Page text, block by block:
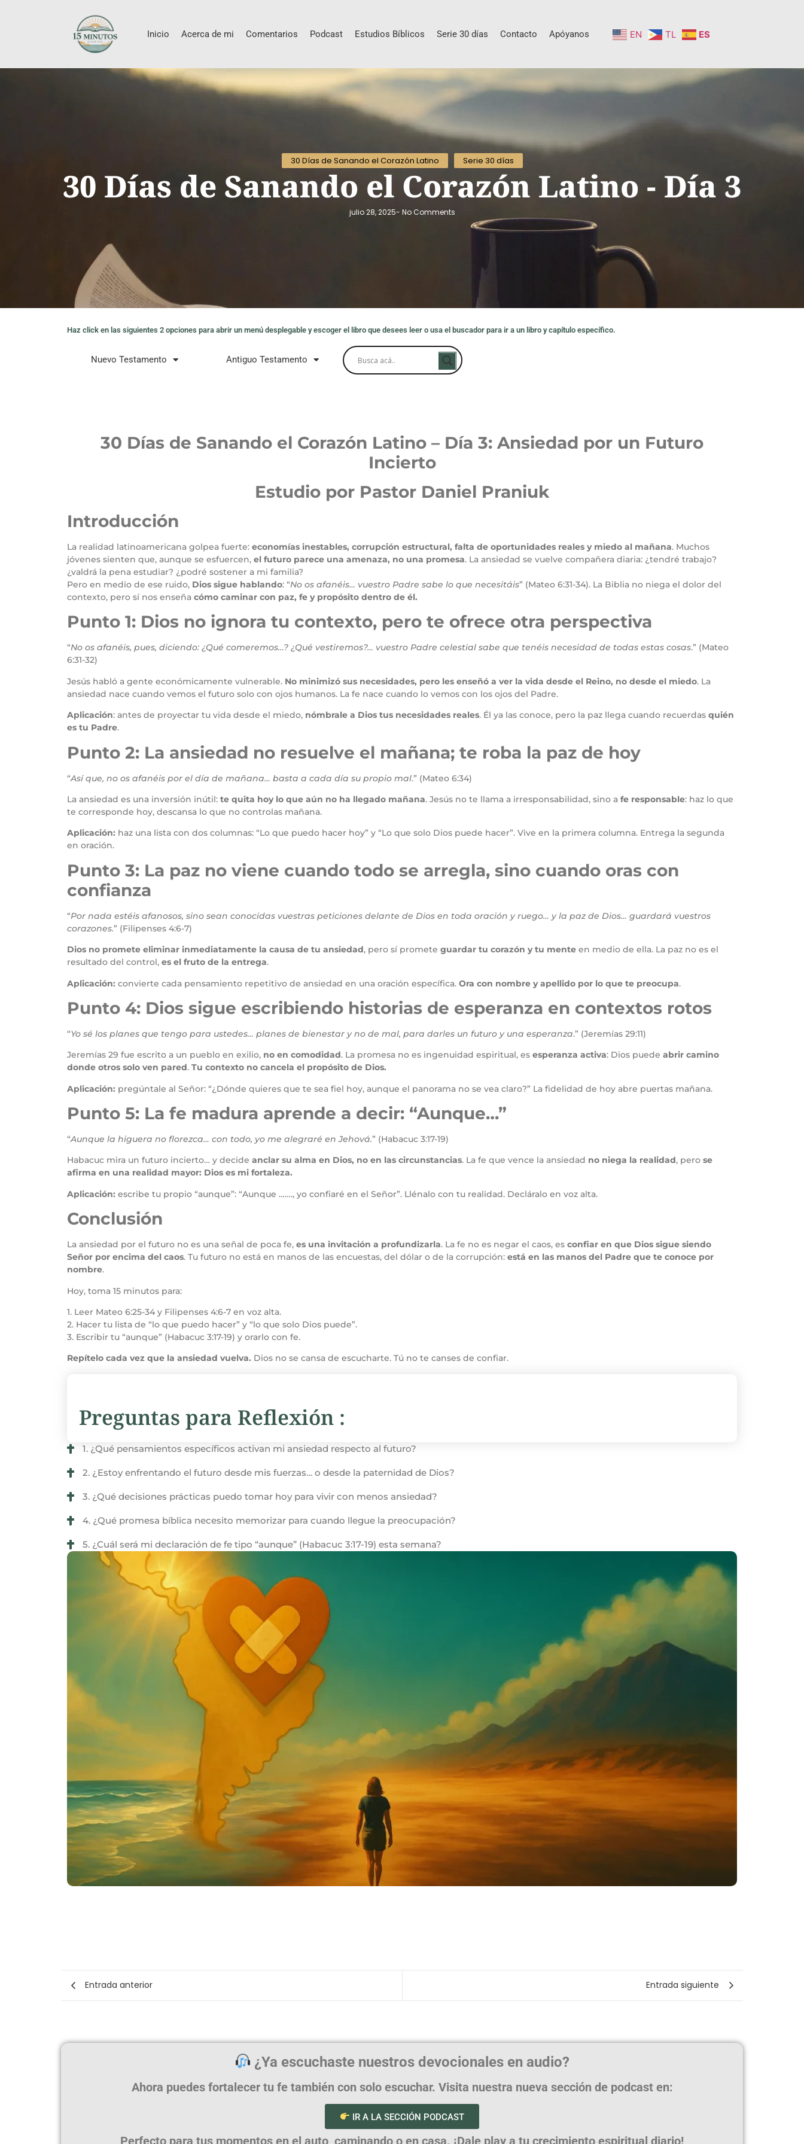
Inicio Acerca de mi Comentarios Podcast Estudios Bíblicos Serie 30 días Contacto Apóyanos EN TL ES
30 Días de Sanando el Corazón Latino Serie 30 días
30 Días de Sanando el Corazón Latino - Día 3
julio 28, 2025- No Comments
Haz click en las siguientes 2 opciones para abrir un menú desplegable y escoger el libro que desees leer o usa el buscador para ir a un libro y capítulo específico.
Nuevo Testamento Antiguo Testamento
30 Días de Sanando el Corazón Latino – Día 3: Ansiedad por un Futuro
Incierto
Estudio por Pastor Daniel Praniuk
Introducción
La realidad latinoamericana golpea fuerte: economías inestables, corrupción estructural, falta de oportunidades reales y miedo al mañana. Muchos
jóvenes sienten que, aunque se esfuercen, el futuro parece una amenaza, no una promesa. La ansiedad se vuelve compañera diaria: ¿tendré trabajo?
¿valdrá la pena estudiar? ¿podré sostener a mi familia?
Pero en medio de ese ruido, Dios sigue hablando: “No os afanéis… vuestro Padre sabe lo que necesitáis” (Mateo 6:31-34). La Biblia no niega el dolor del
contexto, pero sí nos enseña cómo caminar con paz, fe y propósito dentro de él.
Punto 1: Dios no ignora tu contexto, pero te ofrece otra perspectiva
“No os afanéis, pues, diciendo: ¿Qué comeremos…? ¿Qué vestiremos?… vuestro Padre celestial sabe que tenéis necesidad de todas estas cosas.” (Mateo
6:31-32)
Jesús habló a gente económicamente vulnerable. No minimizó sus necesidades, pero les enseñó a ver la vida desde el Reino, no desde el miedo. La
ansiedad nace cuando vemos el futuro solo con ojos humanos. La fe nace cuando lo vemos con los ojos del Padre.
Aplicación: antes de proyectar tu vida desde el miedo, nómbrale a Dios tus necesidades reales. Él ya las conoce, pero la paz llega cuando recuerdas quién
es tu Padre.
Punto 2: La ansiedad no resuelve el mañana; te roba la paz de hoy
“Así que, no os afanéis por el día de mañana… basta a cada día su propio mal.” (Mateo 6:34)
La ansiedad es una inversión inútil: te quita hoy lo que aún no ha llegado mañana. Jesús no te llama a irresponsabilidad, sino a fe responsable: haz lo que
te corresponde hoy, descansa lo que no controlas mañana.
Aplicación: haz una lista con dos columnas: “Lo que puedo hacer hoy” y “Lo que solo Dios puede hacer”. Vive en la primera columna. Entrega la segunda
en oración.
Punto 3: La paz no viene cuando todo se arregla, sino cuando oras con
confianza
“Por nada estéis afanosos, sino sean conocidas vuestras peticiones delante de Dios en toda oración y ruego… y la paz de Dios… guardará vuestros
corazones.” (Filipenses 4:6-7)
Dios no promete eliminar inmediatamente la causa de tu ansiedad, pero sí promete guardar tu corazón y tu mente en medio de ella. La paz no es el
resultado del control, es el fruto de la entrega.
Aplicación: convierte cada pensamiento repetitivo de ansiedad en una oración específica. Ora con nombre y apellido por lo que te preocupa.
Punto 4: Dios sigue escribiendo historias de esperanza en contextos rotos
“Yo sé los planes que tengo para ustedes… planes de bienestar y no de mal, para darles un futuro y una esperanza.” (Jeremías 29:11)
Jeremías 29 fue escrito a un pueblo en exilio, no en comodidad. La promesa no es ingenuidad espiritual, es esperanza activa: Dios puede abrir camino
donde otros solo ven pared. Tu contexto no cancela el propósito de Dios.
Aplicación: pregúntale al Señor: “¿Dónde quieres que te sea fiel hoy, aunque el panorama no se vea claro?” La fidelidad de hoy abre puertas mañana.
Punto 5: La fe madura aprende a decir: “Aunque…”
“Aunque la higuera no florezca… con todo, yo me alegraré en Jehová.” (Habacuc 3:17-19)
Habacuc mira un futuro incierto… y decide anclar su alma en Dios, no en las circunstancias. La fe que vence la ansiedad no niega la realidad, pero se
afirma en una realidad mayor: Dios es mi fortaleza.
Aplicación: escribe tu propio “aunque”: “Aunque ……., yo confiaré en el Señor”. Llénalo con tu realidad. Decláralo en voz alta.
Conclusión
La ansiedad por el futuro no es una señal de poca fe, es una invitación a profundizarla. La fe no es negar el caos, es confiar en que Dios sigue siendo
Señor por encima del caos. Tu futuro no está en manos de las encuestas, del dólar o de la corrupción: está en las manos del Padre que te conoce por
nombre.
Hoy, toma 15 minutos para:
1. Leer Mateo 6:25-34 y Filipenses 4:6-7 en voz alta.
2. Hacer tu lista de “lo que puedo hacer” y “lo que solo Dios puede”.
3. Escribir tu “aunque” (Habacuc 3:17-19) y orarlo con fe.
Repítelo cada vez que la ansiedad vuelva. Dios no se cansa de escucharte. Tú no te canses de confiar.
Preguntas para Reflexión :
1. ¿Qué pensamientos específicos activan mi ansiedad respecto al futuro?
2. ¿Estoy enfrentando el futuro desde mis fuerzas… o desde la paternidad de Dios?
3. ¿Qué decisiones prácticas puedo tomar hoy para vivir con menos ansiedad?
4. ¿Qué promesa bíblica necesito memorizar para cuando llegue la preocupación?
5. ¿Cuál será mi declaración de fe tipo “aunque” (Habacuc 3:17-19) esta semana?
Entrada anterior Entrada siguiente
¿Ya escuchaste nuestros devocionales en audio?
Ahora puedes fortalecer tu fe también con solo escuchar. Visita nuestra nueva sección de podcast en:
IR A LA SECCIÓN PODCAST